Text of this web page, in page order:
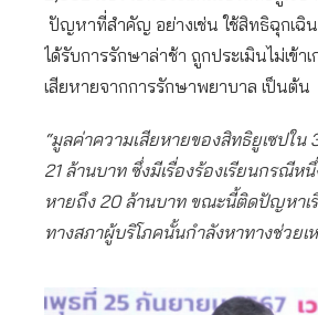
ปัญหาที่สำคัญ อย่างเช่น ใช้สิทธิฉุกเฉิน
ได้รับการรักษาล่าช้า ถูกประเมินไม่เข้า
เสียหายจากการรักษาพยาบาล เป็นต้น
“มูลค่าความเสียหายของสิทธิยูเซปใน
21 ล้านบาท ซึ่งมีเรื่องร้องเรียนกรณีห
หายถึง 20 ล้านบาท ขณะนี้ติดปัญหาเ
ทางสภาผู้บริโภคนั้นกำลังหาทางช่วยเ